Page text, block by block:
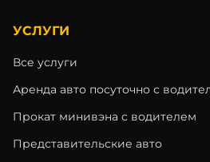
УСЛУГИ
Все услуги
Аренда авто посуточно с
Прокат минивэна с водителем
Представительские авто